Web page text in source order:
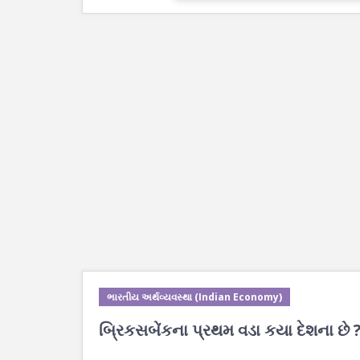
ભારતીય અર્થવ્યવસ્થા (Indian Economy)
બ્રિકસબેંકના પ્રથમ વડા કયા દેશના છે